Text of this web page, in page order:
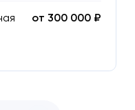
от 300 000 ₽